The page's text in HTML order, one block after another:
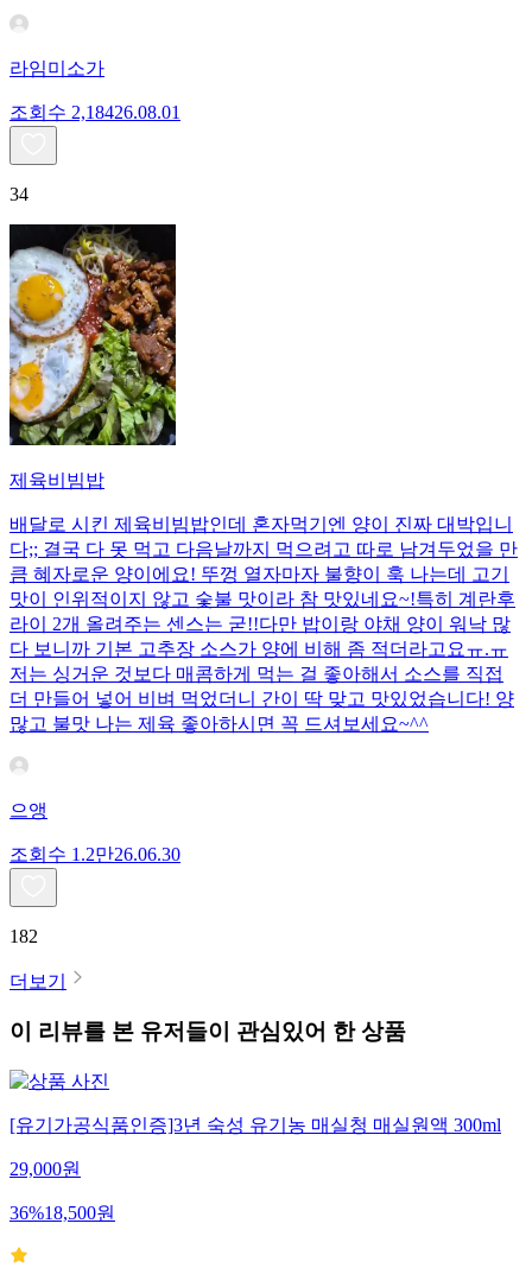
라임미소가
조회수 2,18426.08.01
34
제육비빔밥
배달로 시킨 제육비빔밥인데 혼자먹기엔 양이 진짜 대박입니
다;; 결국 다 못 먹고 다음날까지 먹으려고 따로 남겨두었을 만
큼 혜자로운 양이에요! 뚜껑 열자마자 불향이 훅 나는데 고기
맛이 인위적이지 않고 숯불 맛이라 참 맛있네요~!특히 계란후
라이 2개 올려주는 센스는 굳!! ​다만 밥이랑 야채 양이 워낙 많
다 보니까 기본 고추장 소스가 양에 비해 좀 적더라고요ㅠ.ㅠ
저는 싱거운 것보다 매콤하게 먹는 걸 좋아해서 소스를 직접
더 만들어 넣어 비벼 먹었더니 간이 딱 맞고 맛있었습니다! 양
많고 불맛 나는 제육 좋아하시면 꼭 드셔보세요~^^
으앵
조회수 1.2만26.06.30
182
더보기
이 리뷰를 본 유저들이 관심있어 한 상품
[유기가공식품인증]3년 숙성 유기농 매실청 매실원액 300ml
29,000원
36%18,500원